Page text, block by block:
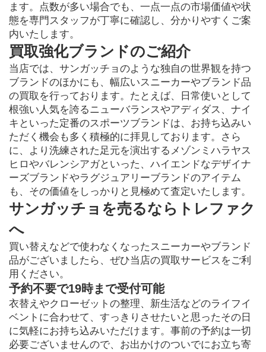
ます。点数が多い場合でも、一点一点の市場価値や状
態を専門スタッフが丁寧に確認し、分かりやすくご案
内いたします。
買取強化ブランドのご紹介
当店では、サンガッチョのような独自の世界観を持つ
ブランドのほかにも、幅広いスニーカーやブランド品
の買取を行っております。たとえば、日常使いとして
根強い人気を誇るニューバランスやアディダス、ナイ
キといった定番のスポーツブランドは、お持ち込みい
ただく機会も多く積極的に拝見しております。さら
に、より洗練された足元を演出するメゾンミハラヤス
ヒロやバレンシアガといった、ハイエンドなデザイナ
ーズブランドやラグジュアリーブランドのアイテム
も、その価値をしっかりと見極めて査定いたします。
サンガッチョを売るならトレファク
へ
買い替えなどで使わなくなったスニーカーやブランド
品がございましたら、ぜひ当店の買取サービスをご利
用ください。
予約不要で19時まで受付可能
衣替えやクローゼットの整理、新生活などのライフイ
ベントに合わせて、すっきりさせたいと思ったその日
に気軽にお持ち込みいただけます。事前の予約は一切
必要ございませんので、お出かけのついでにお立ち寄